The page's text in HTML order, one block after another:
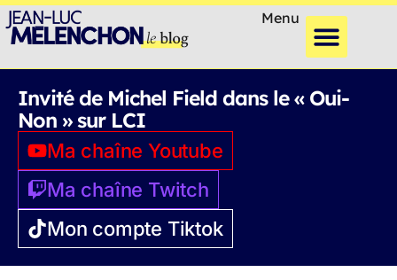
Menu
Invité de Michel Field dans le « Oui-
Non » sur LCI
Ma chaîne Youtube
Ma chaîne Twitch
Mon compte Tiktok